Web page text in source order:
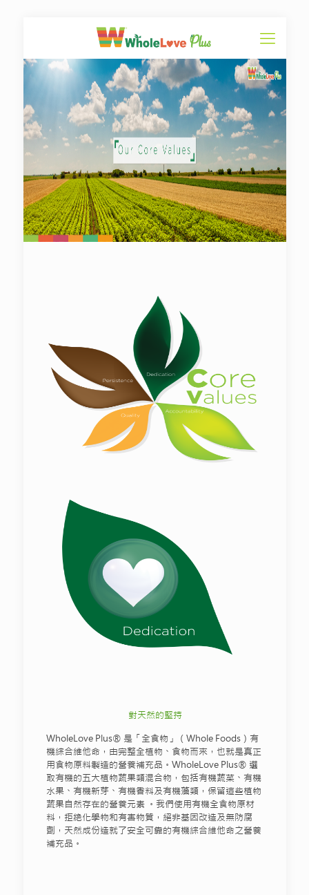
對天然的堅持
WholeLove Plus® 是「全食物」（Whole Foods）有
機綜合維他命，由完整全植物、食物而來，也就是真正
用食物原料製造的營養補充品。WholeLove Plus® 選
取有機的五大植物蔬果類混合物，包括有機蔬菜、有機
水果、有機新芽、有機香料及有機藻類，保留這些植物
蔬果自然存在的營養元素 。我們使用有機全食物原材
料，拒絶化學物和有害物質，絕非基因改造及無防腐
劑，天然成份造就了安全可靠的有機綜合維他命之營養
補充品。